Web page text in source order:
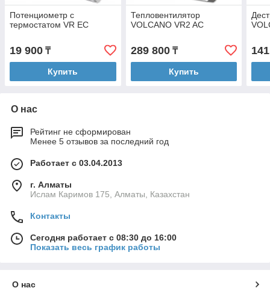
Потенциометр с
термостатом VR EC
19 900 ₸
Купить
Тепловентилятор
VOLCANO VR2 AC
289 800₸
Купить
О нас
Рейтинг не сформирован
Менее 5 отзывов за последний год
Работает с 03.04.2013
г. Алматы
Ислам Каримов 175, Алматы, Казахстан
Контакты
Сегодня работает с 08:30 до 16:00
Показать весь график работы
О нас